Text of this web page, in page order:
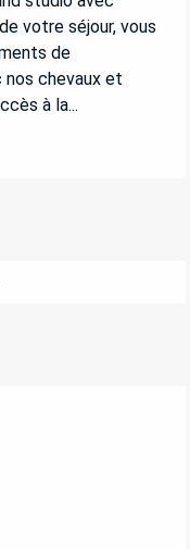
votre séjour, vous
de
nos chevaux et
à la...